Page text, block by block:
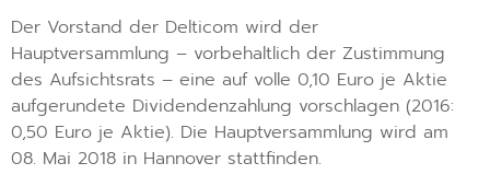
Der Vorstand der Delticom wird der
Hauptversammlung – vorbehaltlich der Zustimmung
des Aufsichtsrats – eine auf volle 0,10 Euro je Aktie
aufgerundete Dividendenzahlung vorschlagen (2016:
0,50 Euro je Aktie). Die Hauptversammlung wird am
08. Mai 2018 in Hannover stattfinden.